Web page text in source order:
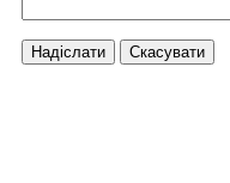
Надіслати Скасувати